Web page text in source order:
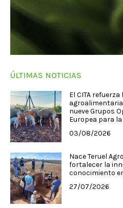
ÚLTIMAS NOTICIAS
El CITA
nueve Grupos
Europea para
03/08/2026
Nace Teruel
fortalecer la
conocimiento
27/07/2026